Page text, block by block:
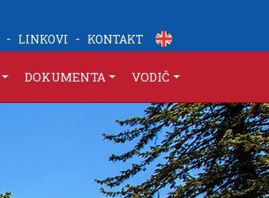
- LINKOVI - KONTAKT
DOKUMENTA VODIČ